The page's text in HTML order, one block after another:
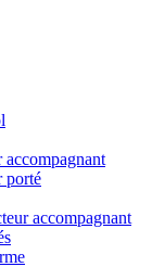
accompagnant
porté
accompagnant